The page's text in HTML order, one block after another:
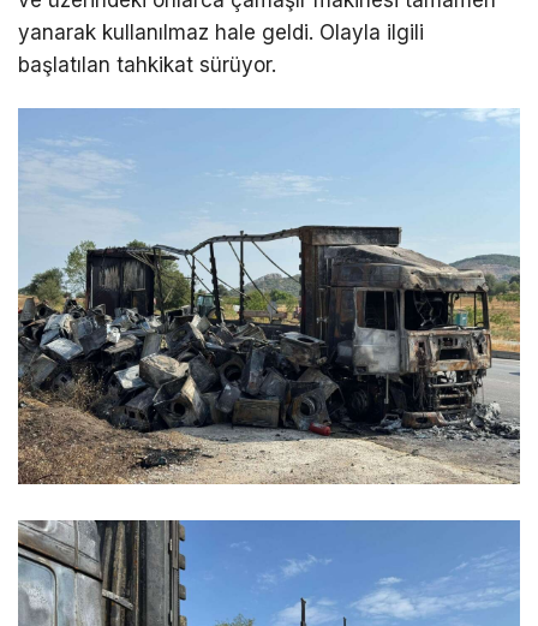
yanarak kullanılmaz hale geldi. Olayla ilgili
başlatılan tahkikat sürüyor.